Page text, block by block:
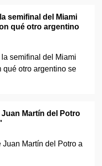
semifinal del Miami
qué otro argentino
Martín del Potro